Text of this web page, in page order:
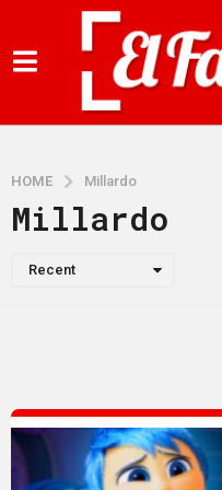
HOME Millardo
Millardo
Recent